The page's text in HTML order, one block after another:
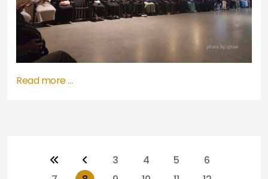
Read more …
3 4 5
6